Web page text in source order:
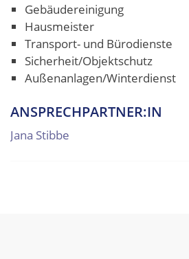
Gebäudereinigung
Hausmeister
Transport- und Bürodienste
Sicherheit/Objektschutz
Außenanlagen/Winterdienst
ANSPRECHPARTNER:IN
Jana Stibbe